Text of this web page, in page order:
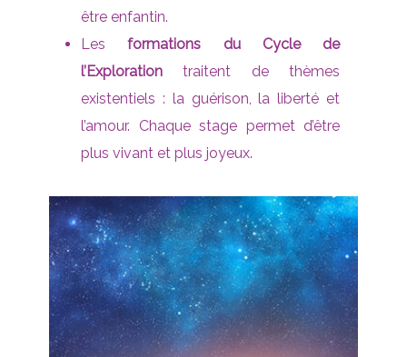
être enfantin.
Lesformations du Cycle de
l’Exploration traitent de thèmes
existentiels : la guérison, la liberté et
l’amour. Chaque stage permet d’être
plus vivant et plus joyeux.